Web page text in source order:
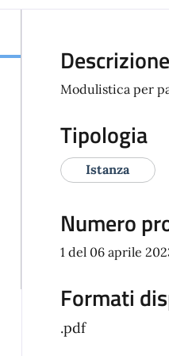
Descrizione
Modulistica per
Tipologia
Istanza
Numero
1 del 06 aprile
Formati
.pdf